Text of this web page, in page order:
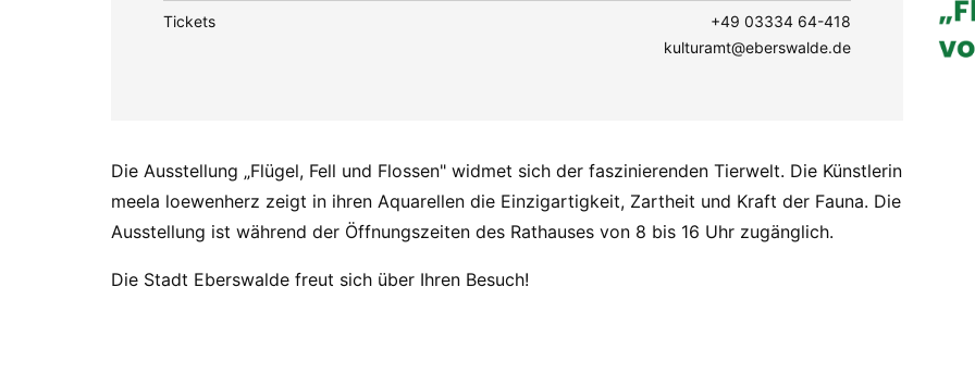
Tickets
+49 03334 64-418
kulturamt@eberswalde.de
Die Ausstellung „Flügel, Fell und Flossen" widmet sich der faszinierenden Tierwelt. Die Künstlerin
meela loewenherz zeigt in ihren Aquarellen die Einzigartigkeit, Zartheit und Kraft der Fauna. Die
Ausstellung ist während der Öffnungszeiten des Rathauses von 8 bis 16 Uhr zugänglich.
Die Stadt Eberswalde freut sich über Ihren Besuch!